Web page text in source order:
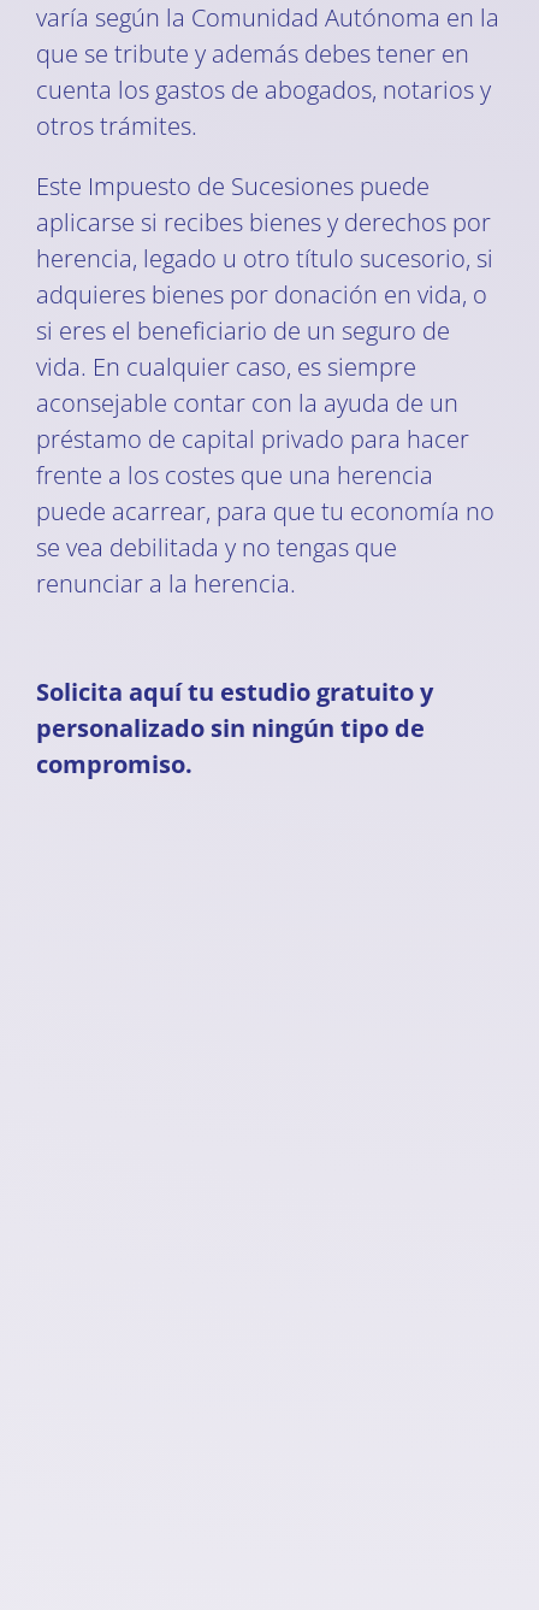
varía según la Comunidad Autónoma en la
que se tribute y además debes tener en
cuenta los gastos de abogados, notarios y
otros trámites.
Este Impuesto de Sucesiones puede
aplicarse si recibes bienes y derechos por
herencia, legado u otro título sucesorio, si
adquieres bienes por donación en vida, o
si eres el beneficiario de un seguro de
vida. En cualquier caso, es siempre
aconsejable contar con la ayuda de un
préstamo de capital privado para hacer
frente a los costes que una herencia
puede acarrear, para que tu economía no
se vea debilitada y no tengas que
renunciar a la herencia.
Solicita aquí tu estudio gratuito y
personalizado sin ningún tipo de
compromiso.